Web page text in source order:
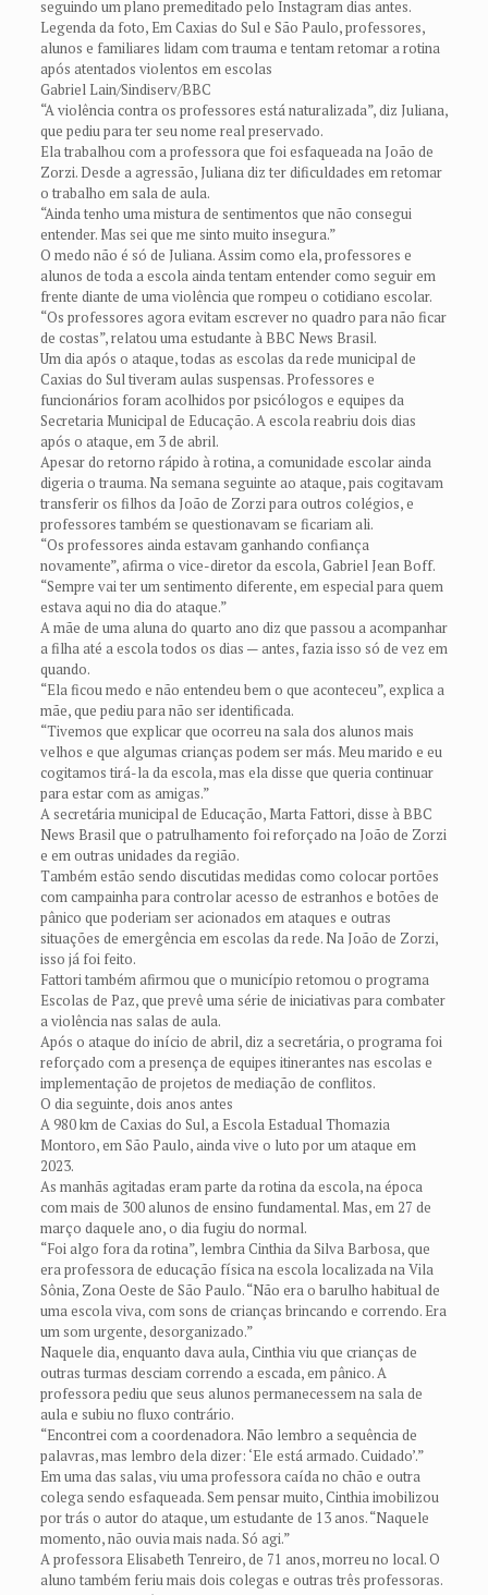
seguindo um plano premeditado pelo Instagram dias antes.
Legenda da foto, Em Caxias do Sul e São Paulo, professores,
alunos e familiares lidam com trauma e tentam retomar a rotina
após atentados violentos em escolas
Gabriel Lain/Sindiserv/BBC
“A violência contra os professores está naturalizada”, diz Juliana,
que pediu para ter seu nome real preservado.
Ela trabalhou com a professora que foi esfaqueada na João de
Zorzi. Desde a agressão, Juliana diz ter dificuldades em retomar
o trabalho em sala de aula.
“Ainda tenho uma mistura de sentimentos que não consegui
entender. Mas sei que me sinto muito insegura.”
O medo não é só de Juliana. Assim como ela, professores e
alunos de toda a escola ainda tentam entender como seguir em
frente diante de uma violência que rompeu o cotidiano escolar.
“Os professores agora evitam escrever no quadro para não ficar
de costas”, relatou uma estudante à BBC News Brasil.
Um dia após o ataque, todas as escolas da rede municipal de
Caxias do Sul tiveram aulas suspensas. Professores e
funcionários foram acolhidos por psicólogos e equipes da
Secretaria Municipal de Educação. A escola reabriu dois dias
após o ataque, em 3 de abril.
Apesar do retorno rápido à rotina, a comunidade escolar ainda
digeria o trauma. Na semana seguinte ao ataque, pais cogitavam
transferir os filhos da João de Zorzi para outros colégios, e
professores também se questionavam se ficariam ali.
“Os professores ainda estavam ganhando confiança
novamente”, afirma o vice-diretor da escola, Gabriel Jean Boff.
“Sempre vai ter um sentimento diferente, em especial para quem
estava aqui no dia do ataque.”
A mãe de uma aluna do quarto ano diz que passou a acompanhar
a filha até a escola todos os dias — antes, fazia isso só de vez em
quando.
“Ela ficou medo e não entendeu bem o que aconteceu”, explica a
mãe, que pediu para não ser identificada.
“Tivemos que explicar que ocorreu na sala dos alunos mais
velhos e que algumas crianças podem ser más. Meu marido e eu
cogitamos tirá-la da escola, mas ela disse que queria continuar
para estar com as amigas.”
A secretária municipal de Educação, Marta Fattori, disse à BBC
News Brasil que o patrulhamento foi reforçado na João de Zorzi
e em outras unidades da região.
Também estão sendo discutidas medidas como colocar portões
com campainha para controlar acesso de estranhos e botões de
pânico que poderiam ser acionados em ataques e outras
situações de emergência em escolas da rede. Na João de Zorzi,
isso já foi feito.
Fattori também afirmou que o município retomou o programa
Escolas de Paz, que prevê uma série de iniciativas para combater
a violência nas salas de aula.
Após o ataque do início de abril, diz a secretária, o programa foi
reforçado com a presença de equipes itinerantes nas escolas e
implementação de projetos de mediação de conflitos.
O dia seguinte, dois anos antes
A 980 km de Caxias do Sul, a Escola Estadual Thomazia
Montoro, em São Paulo, ainda vive o luto por um ataque em
2023.
As manhãs agitadas eram parte da rotina da escola, na época
com mais de 300 alunos de ensino fundamental. Mas, em 27 de
março daquele ano, o dia fugiu do normal.
“Foi algo fora da rotina”, lembra Cinthia da Silva Barbosa, que
era professora de educação física na escola localizada na Vila
Sônia, Zona Oeste de São Paulo. “Não era o barulho habitual de
uma escola viva, com sons de crianças brincando e correndo. Era
um som urgente, desorganizado.”
Naquele dia, enquanto dava aula, Cinthia viu que crianças de
outras turmas desciam correndo a escada, em pânico. A
professora pediu que seus alunos permanecessem na sala de
aula e subiu no fluxo contrário.
“Encontrei com a coordenadora. Não lembro a sequência de
palavras, mas lembro dela dizer: ‘Ele está armado. Cuidado’.”
Em uma das salas, viu uma professora caída no chão e outra
colega sendo esfaqueada. Sem pensar muito, Cinthia imobilizou
por trás o autor do ataque, um estudante de 13 anos. “Naquele
momento, não ouvia mais nada. Só agi.”
A professora Elisabeth Tenreiro, de 71 anos, morreu no local. O
aluno também feriu mais dois colegas e outras três professoras.